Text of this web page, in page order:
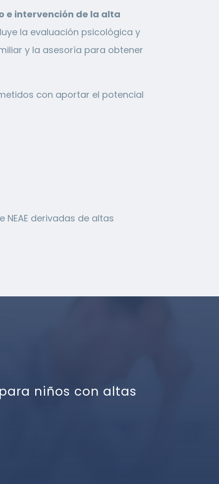
e intervención de la alta
la evaluación psicológica y
y la asesoría para obtener
con aportar el potencial
derivadas de altas
niños con altas